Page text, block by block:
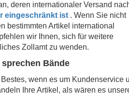
deren internationaler Versand
eingeschränkt ist. Wenn Sie nicht
bestimmten Artikel international
wir Ihnen, sich für weitere
Zollamt zu wenden.
Bände
wenn es um Kundenservice
Ihre Artikel, als wären es